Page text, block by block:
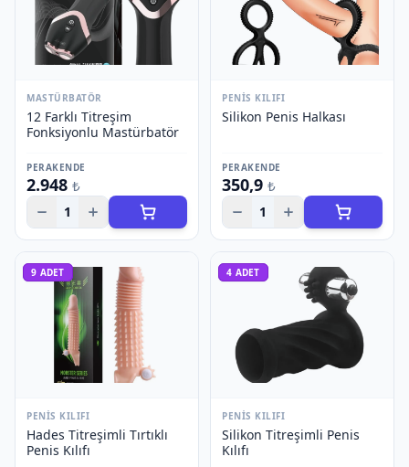
MASTÜRBATÖR
12 Farklı Titreşim
Fonksiyonlu Mastürbatör
PERAKENDE
2.948 ₺
1
PENIS KILIFI
Silikon Penis Halkası
PERAKENDE
350,9 ₺
1
9 ADET
PENIS KILIFI
Hades Titreşimli Tırtıklı
Penis Kılıfı
4 ADET
PENIS KILIFI
Silikon Titreşimli Penis
Kılıfı